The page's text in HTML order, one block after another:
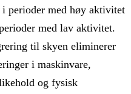
perioder med høy aktivitet
med lav aktivitet.
til skyen eliminerer
i maskinvare,
og fysisk